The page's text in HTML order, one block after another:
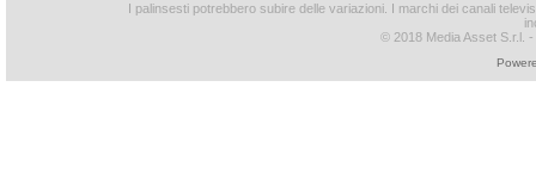
I palinsesti potrebbero subire delle variazioni. I marchi dei canali
© 2018 Media Asset S.r.l.